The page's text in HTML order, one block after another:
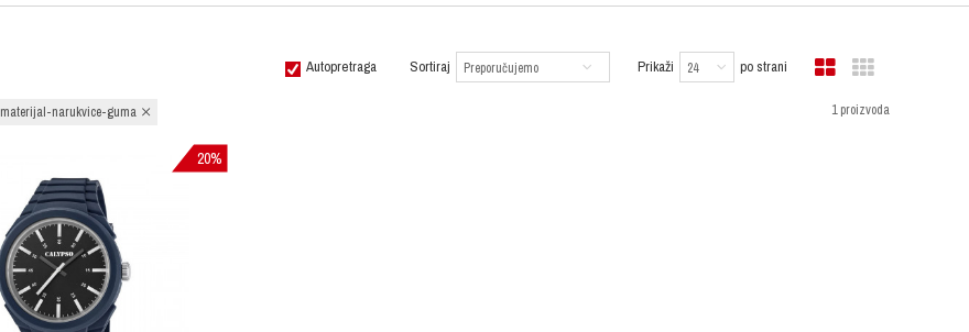
Autopretraga Sortiraj Prikaži po strani
materijal-narukvice-guma 1 proizvoda
20%